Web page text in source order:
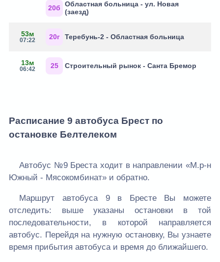
20б
Областная больница - ул. Новая
(заезд)
53м
07:22 20г Теребунь-2 - Областная больница
13м
06:42 25 Строительный рынок - Санта Бремор
Расписание 9 автобуса Брест по
остановке Белтелеком
Автобус №9 Бреста ходит в направлении «М.р-н
Южный - Мясокомбинат» и обратно.
Маршрут автобуса 9 в Бресте Вы можете
отследить: выше указаны остановки в той
последовательности, в которой направляется
автобус. Перейдя на нужную остановку, Вы узнаете
время прибытия автобуса и время до ближайшего.